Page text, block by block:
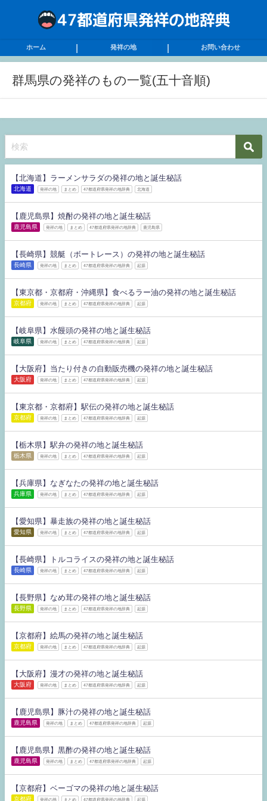
ホーム 発祥の地 お問い合わせ
群馬県の発祥のもの一覧(五十音順)
【北海道】ラーメンサラダの発祥の地と誕生秘話
北海道 発祥の地 まとめ 47都道府県発祥の地辞典 北海道
【鹿児島県】焼酎の発祥の地と誕生秘話
鹿児島県 発祥の地 まとめ 47都道府県発祥の地辞典 鹿児島県
【長崎県】競艇（ボートレース）の発祥の地と誕生秘話
長崎県 発祥の地 まとめ 47都道府県発祥の地辞典 起源
【東京都・京都府・沖縄県】食べるラー油の発祥の地と誕生秘話
京都府 発祥の地 まとめ 47都道府県発祥の地辞典 起源
【岐阜県】水饅頭の発祥の地と誕生秘話
岐阜県 発祥の地 まとめ 47都道府県発祥の地辞典 起源
【大阪府】当たり付きの自動販売機の発祥の地と誕生秘話
大阪府 発祥の地 まとめ 47都道府県発祥の地辞典 起源
【東京都・京都府】駅伝の発祥の地と誕生秘話
京都府 発祥の地 まとめ 47都道府県発祥の地辞典 起源
【栃木県】駅弁の発祥の地と誕生秘話
栃木県 発祥の地 まとめ 47都道府県発祥の地辞典 起源
【兵庫県】なぎなたの発祥の地と誕生秘話
兵庫県 発祥の地 まとめ 47都道府県発祥の地辞典 起源
【愛知県】暴走族の発祥の地と誕生秘話
愛知県 発祥の地 まとめ 47都道府県発祥の地辞典 起源
【長崎県】トルコライスの発祥の地と誕生秘話
長崎県 発祥の地 まとめ 47都道府県発祥の地辞典 起源
【長野県】なめ茸の発祥の地と誕生秘話
長野県 発祥の地 まとめ 47都道府県発祥の地辞典 起源
【京都府】絵馬の発祥の地と誕生秘話
京都府 発祥の地 まとめ 47都道府県発祥の地辞典 起源
【大阪府】漫才の発祥の地と誕生秘話
大阪府 発祥の地 まとめ 47都道府県発祥の地辞典 起源
【鹿児島県】豚汁の発祥の地と誕生秘話
鹿児島県 発祥の地 まとめ 47都道府県発祥の地辞典 起源
【鹿児島県】黒酢の発祥の地と誕生秘話
鹿児島県 発祥の地 まとめ 47都道府県発祥の地辞典 起源
【京都府】ベーゴマの発祥の地と誕生秘話
京都府 発祥の地 まとめ 47都道府県発祥の地辞典 起源